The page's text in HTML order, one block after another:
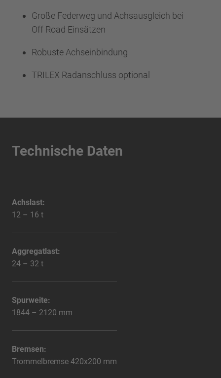
Große Federweg und Achsausgleich bei
Off Road Einsätzen
Robuste Achseinbindung
TRILEX Radanschluss optional
Technische Daten
Achslast:
12 – 16 t
Aggregatlast:
24 – 32 t
Spurweite:
1844 – 2120 mm
Bremsen:
Trommelbremse 420x200 mm